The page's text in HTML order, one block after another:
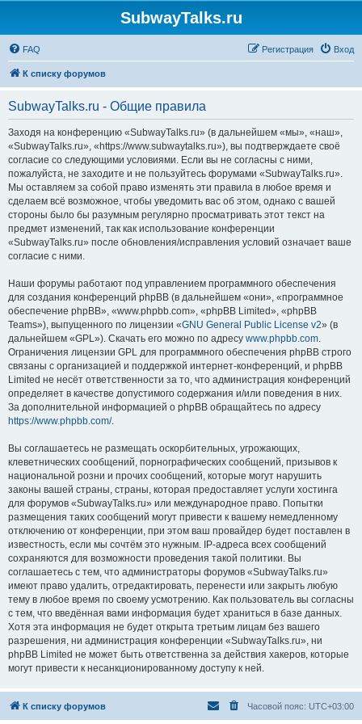
SubwayTalks.ru
FAQ Вход
Регистрация
К списку форумов
SubwayTalks.ru - Общие правила
Заходя на конференцию «SubwayTalks.ru» (в дальнейшем «мы», «наш»,
«SubwayTalks.ru», «https://www.subwaytalks.ru»), вы подтверждаете своё
согласие со следующими условиями. Если вы не согласны с ними,
пожалуйста, не заходите и не пользуйтесь форумами «SubwayTalks.ru».
Мы оставляем за собой право изменять эти правила в любое время и
сделаем всё возможное, чтобы уведомить вас об этом, однако с вашей
стороны было бы разумным регулярно просматривать этот текст на
предмет изменений, так как использование конференции
«SubwayTalks.ru» после обновления/исправления условий означает ваше
согласие с ними.
Наши форумы работают под управлением программного обеспечения
для создания конференций phpBB (в дальнейшем «они», «программное
обеспечение phpBB», «www.phpbb.com», «phpBB Limited», «phpBB
Teams»), выпущенного по лицензии «GNU General Public License v2» (в
дальнейшем «GPL»). Скачать его можно по адресу www.phpbb.com.
Ограничения лицензии GPL для программного обеспечения phpBB строго
связаны с организацией и поддержкой интернет-конференций, и phpBB
Limited не несёт ответственности за то, что администрация конференций
определяет в качестве допустимого содержания и/или поведения в них.
За дополнительной информацией о phpBB обращайтесь по адресу
https://www.phpbb.com/.
Вы соглашаетесь не размещать оскорбительных, угрожающих,
клеветнических сообщений, порнографических сообщений, призывов к
национальной розни и прочих сообщений, которые могут нарушить
законы вашей страны, страны, которая предоставляет услуги хостинга
для форумов «SubwayTalks.ru» или международное право. Попытки
размещения таких сообщений могут привести к вашему немедленному
отключению от конференции, при этом ваш провайдер будет поставлен в
известность, если мы сочтём это нужным. IP-адреса всех сообщений
сохраняются для возможности проведения такой политики. Вы
соглашаетесь с тем, что администраторы форумов «SubwayTalks.ru»
имеют право удалить, отредактировать, перенести или закрыть любую
тему в любое время по своему усмотрению. Как пользователь вы согласны
с тем, что введённая вами информация будет храниться в базе данных.
Хотя эта информация не будет открыта третьим лицам без вашего
разрешения, ни администрация конференции «SubwayTalks.ru», ни
phpBB Limited не может быть ответственна за действия хакеров, которые
могут привести к несанкционированному доступу к ней.
К списку форумов Часовой пояс: UTC+03:00